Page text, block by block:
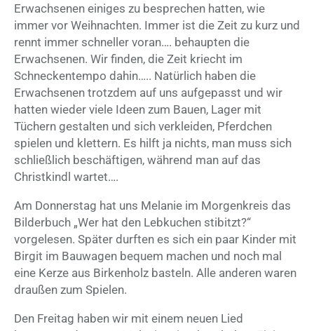
Erwachsenen einiges zu besprechen hatten, wie
immer vor Weihnachten. Immer ist die Zeit zu kurz und
rennt immer schneller voran…. behaupten die
Erwachsenen. Wir finden, die Zeit kriecht im
Schneckentempo dahin….. Natürlich haben die
Erwachsenen trotzdem auf uns aufgepasst und wir
hatten wieder viele Ideen zum Bauen, Lager mit
Tüchern gestalten und sich verkleiden, Pferdchen
spielen und klettern. Es hilft ja nichts, man muss sich
schließlich beschäftigen, während man auf das
Christkindl wartet….
Am Donnerstag hat uns Melanie im Morgenkreis das
Bilderbuch „Wer hat den Lebkuchen stibitzt?“
vorgelesen. Später durften es sich ein paar Kinder mit
Birgit im Bauwagen bequem machen und noch mal
eine Kerze aus Birkenholz basteln. Alle anderen waren
draußen zum Spielen.
Den Freitag haben wir mit einem neuen Lied